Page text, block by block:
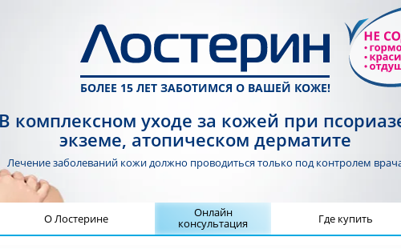
БОЛЕЕ 15 ЛЕТ ЗАБОТИМСЯ О ВАШЕЙ КОЖЕ!
В комплексном уходе за кожей при
экземе, атопическом дерматите
Лечение заболеваний кожи должно проводитьсятолько под контролем
О Лостерине Онлайн
консультация Где купить